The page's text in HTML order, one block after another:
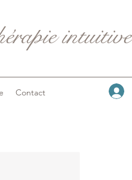
intuitive
Contact